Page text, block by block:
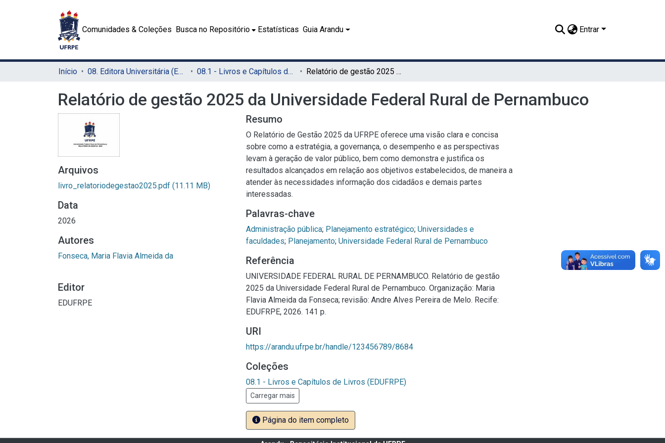
Comunidades & Coleções Busca no Repositório Estatísticas Guia Arandu Entrar
Início 08. Editora Universitária (EDUFRPE) 08.1 - Livros e Capítulos de Livros (EDUFRPE) Relatório de gestão 2025 da Universidade Federal Rural de Pernambuco
Relatório de gestão 2025 da Universidade Federal Rural de Pernambuco
Arquivos
livro_relatoriodegestao2025.pdf (11.11 MB)
Data
2026
Autores
Fonseca, Maria Flavia Almeida da
Editor
EDUFRPE
Resumo
O Relatório de Gestão 2025 da UFRPE oferece uma visão clara e concisa
sobre como a estratégia, a governança, o desempenho e as perspectivas
levam à geração de valor público, bem como demonstra e justifica os
resultados alcançados em relação aos objetivos estabelecidos, de maneira a
atender às necessidades informação dos cidadãos e demais partes
interessadas.
Palavras-chave
Administração pública; Planejamento estratégico; Universidades e
faculdades; Planejamento; Universidade Federal Rural de Pernambuco
Referência
UNIVERSIDADE FEDERAL RURAL DE PERNAMBUCO. Relatório de gestão
2025 da Universidade Federal Rural de Pernambuco. Organização: Maria
Flavia Almeida da Fonseca; revisão: Andre Alves Pereira de Melo. Recife:
EDUFRPE, 2026. 141 p.
URI
https://arandu.ufrpe.br/handle/123456789/8684
Coleções
08.1 - Livros e Capítulos de Livros (EDUFRPE)
Carregar mais
Página do item completo